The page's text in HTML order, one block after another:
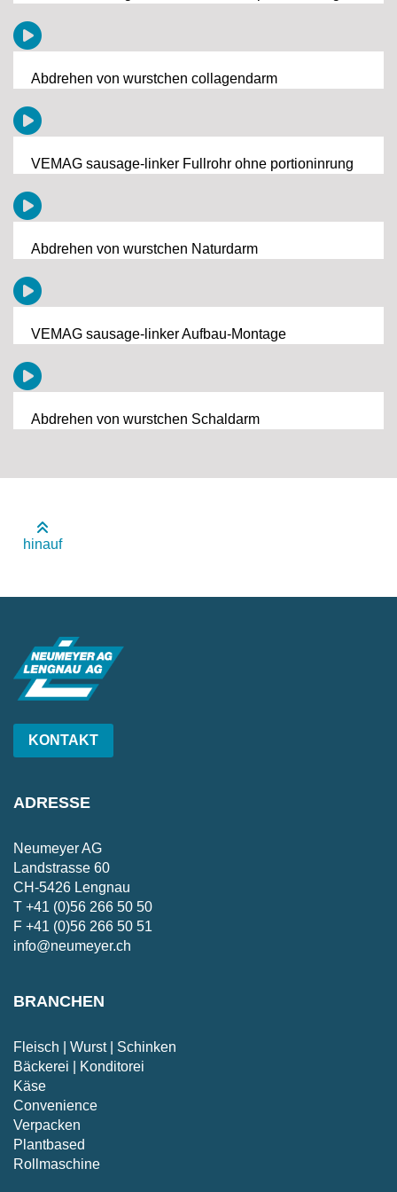
Abdrehen von wurstchen collagendarm
VEMAG sausage-linker Fullrohr ohne portioninrung
Abdrehen von wurstchen Naturdarm
VEMAG sausage-linker Aufbau-Montage
Abdrehen von wurstchen Schaldarm
hinauf
KONTAKT
ADRESSE
Neumeyer AG
Landstrasse 60
CH-5426 Lengnau
T +41 (0)56 266 50 50
F +41 (0)56 266 50 51
info@neumeyer.ch
BRANCHEN
Fleisch | Wurst | Schinken
Bäckerei | Konditorei
Käse
Convenience
Verpacken
Plantbased
Rollmaschine